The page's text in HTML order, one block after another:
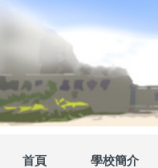
內
容
區
首頁 學校簡介